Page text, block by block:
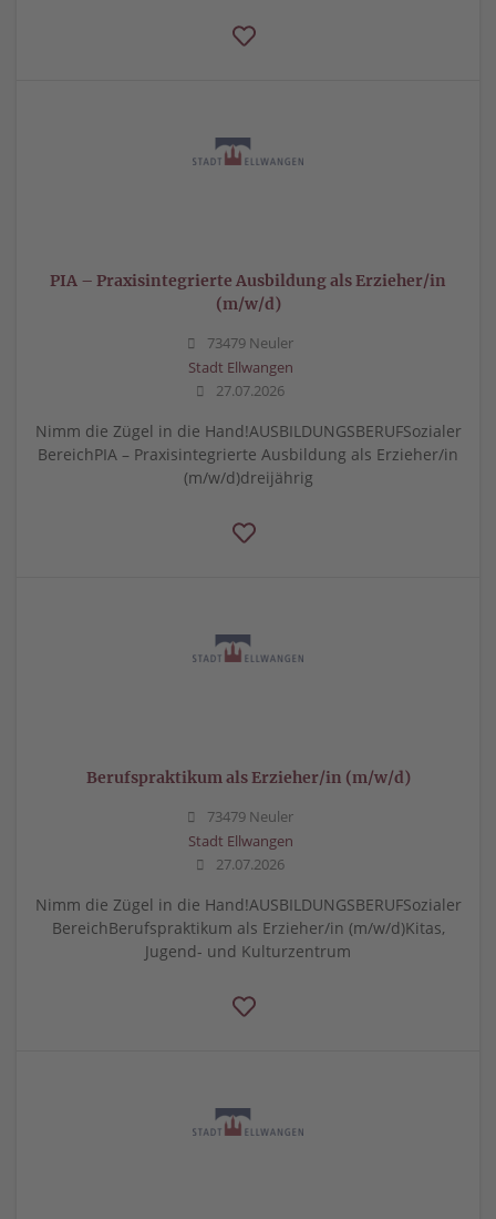
PIA – Praxisintegrierte Ausbildung als Erzieher/in
(m/w/d)
73479 Neuler
Stadt Ellwangen
27.07.2026
Nimm die Zügel in die Hand!AUSBILDUNGSBERUFSozialer
BereichPIA – Praxisintegrierte Ausbildung als Erzieher/in
(m/w/d)dreijährig
Berufspraktikum als Erzieher/in (m/w/d)
73479 Neuler
Stadt Ellwangen
27.07.2026
Nimm die Zügel in die Hand!AUSBILDUNGSBERUFSozialer
BereichBerufspraktikum als Erzieher/in (m/w/d)Kitas,
Jugend- und Kulturzentrum